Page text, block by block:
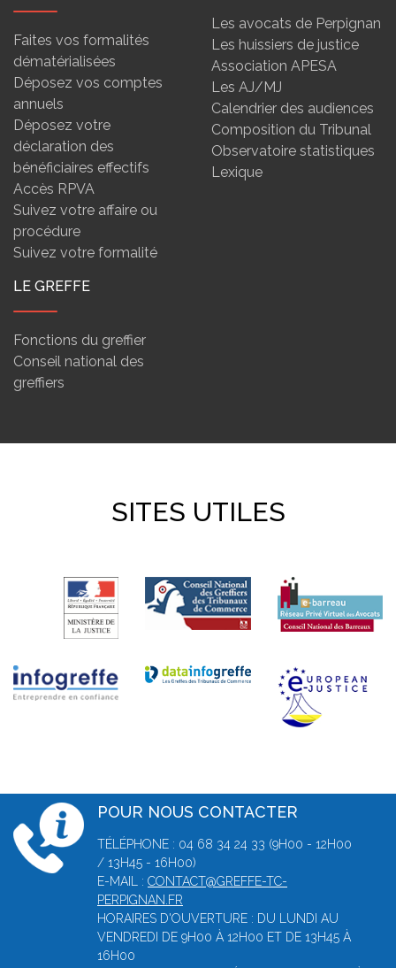
Faites vos formalités
dématérialisées
Déposez vos comptes
annuels
Déposez votre
déclaration des
bénéficiaires effectifs
Accès RPVA
Suivez votre affaire ou
procédure
Suivez votre formalité
Les avocats de Perpignan
Les huissiers de justice
Association APESA
Les AJ/MJ
Calendrier des audiences
Composition du Tribunal
Observatoire statistiques
Lexique
LE GREFFE
Fonctions du greffier
Conseil national des
greffiers
SITES UTILES
POUR NOUS CONTACTER
TÉLÉPHONE : 04 68 34 24 33 (9H00 - 12H00
/ 13H45 - 16H00)
E-MAIL : CONTACT@GREFFE-TC-
PERPIGNAN.FR
HORAIRES D'OUVERTURE : DU LUNDI AU
VENDREDI DE 9H00 À 12H00 ET DE 13H45 À
16H00